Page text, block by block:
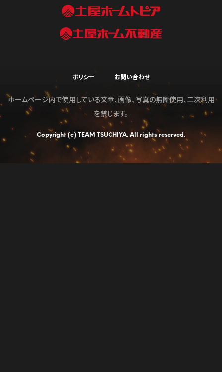
ポリシー お問い合わせ
ホームページ内で使用している文章、画像、写真の無断使用、二次利用
を禁じます。
Copyright (c) TEAM TSUCHIYA. All rights reserved.